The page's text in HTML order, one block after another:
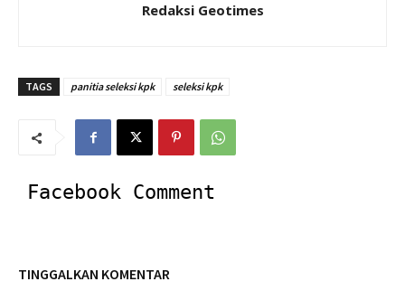
Redaksi Geotimes
TAGS panitia seleksi kpk seleksi kpk
Facebook Comment
TINGGALKAN KOMENTAR